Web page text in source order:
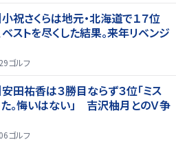
小祝さくらは地元・北海道で１７位
ベストを尽くした結果。来年リベンジ
ゴルフ
安田祐香は３勝目ならず３位「ミス
。悔いはない」 吉沢柚月とのＶ争
ゴルフ